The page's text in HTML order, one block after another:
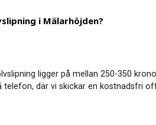
i Mälarhöjden?
ligger på mellan 250-350
telefon, där vi skickar en kostnadsfri